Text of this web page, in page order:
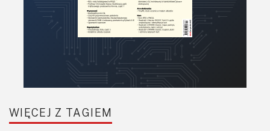
Projektowanie
Sensory
WIĘCEJ Z TAGIEM